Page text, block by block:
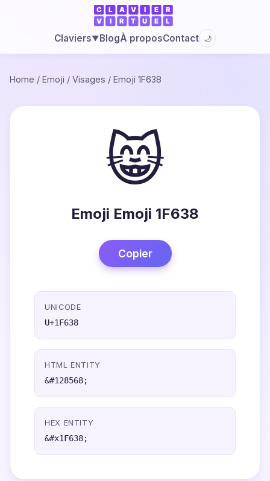
Claviers▼BlogÀ proposContact 🌙
Home / Emoji / Visages / Emoji 1F638
😸
Emoji Emoji 1F638
Copier
UNICODE
U+1F638
HTML ENTITY
&#128568;
HEX ENTITY
&#x1F638;